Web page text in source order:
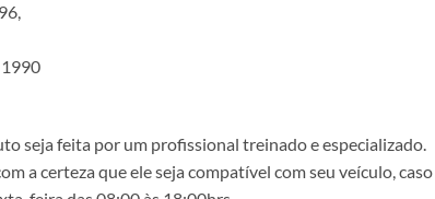
seja feita por um profissional treinado e especializado.
a certeza que ele seja compatível com seu veículo,